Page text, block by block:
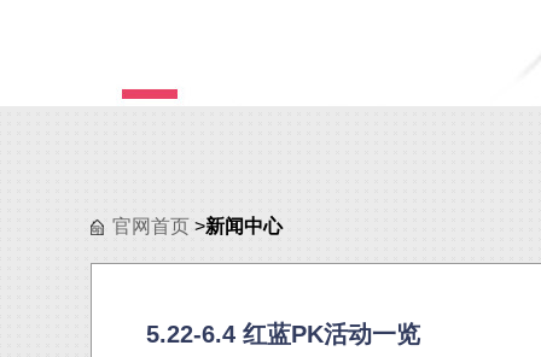
官网首页 >新闻中心
5.22-6.4 红蓝PK活动一览